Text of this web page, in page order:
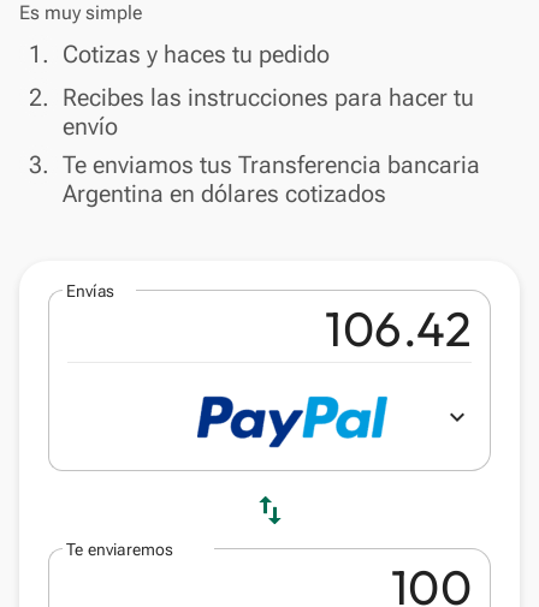
Es muy simple
done
1. Cotizas y haces tu pedido
done
2. Recibes las instrucciones para hacer tu
envío
done
3. Te enviamos tus Transferencia bancaria
Argentina en dólares cotizados
Envías
expand_more
swap_vert
Te enviaremos